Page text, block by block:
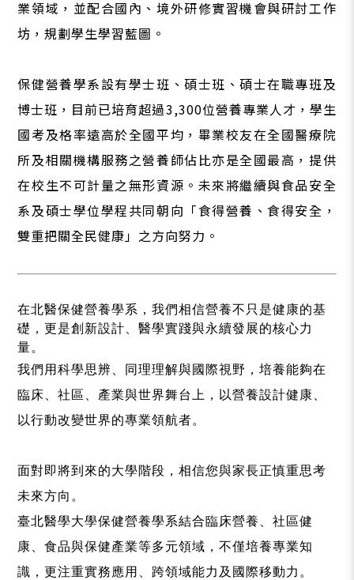
業領域，並配合國內、境外研修實習機會與研討工作
坊，規劃學生學習藍圖。
保健營養學系設有學士班、碩士班、碩士在職專班及
博士班，目前已培育超過3,300位營養專業人才，學生
國考及格率遠高於全國平均，畢業校友在全國醫療院
所及相關機構服務之營養師佔比亦是全國最高，提供
在校生不可計量之無形資源。未來將繼續與食品安全
系及碩士學位學程共同朝向「食得營養、食得安全，
雙重把關全民健康」之方向努力。
在北醫保健營養學系，我們相信營養不只是健康的基
礎，更是創新設計、醫學實踐與永續發展的核心力
量。
我們用科學思辨、同理理解與國際視野，培養能夠在
臨床、社區、產業與世界舞台上，以營養設計健康、
以行動改變世界的專業領航者。
面對即將到來的大學階段，相信您與家長正慎重思考
未來方向。
臺北醫學大學保健營養學系結合臨床營養、社區健
康、食品與保健產業等多元領域，不僅培養專業知
識，更注重實務應用、跨領域能力及國際移動力。